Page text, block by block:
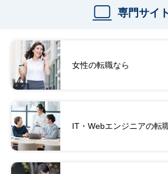
専門サイト
女性の転職なら
IT・Webエンジニアの転